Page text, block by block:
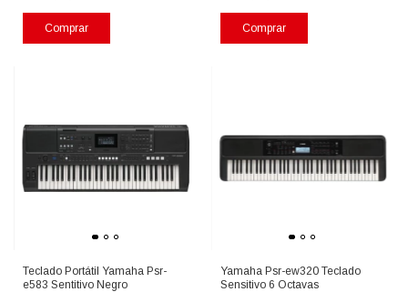
Comprar Comprar
Teclado Portátil Yamaha Psr-
e583 Sentitivo Negro
Yamaha Psr-ew320 Teclado
Sensitivo 6 Octavas